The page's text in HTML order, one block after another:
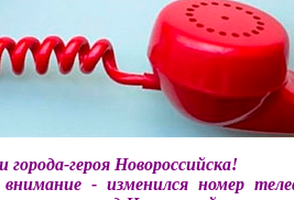
героя Новороссийска!
- изменился номер